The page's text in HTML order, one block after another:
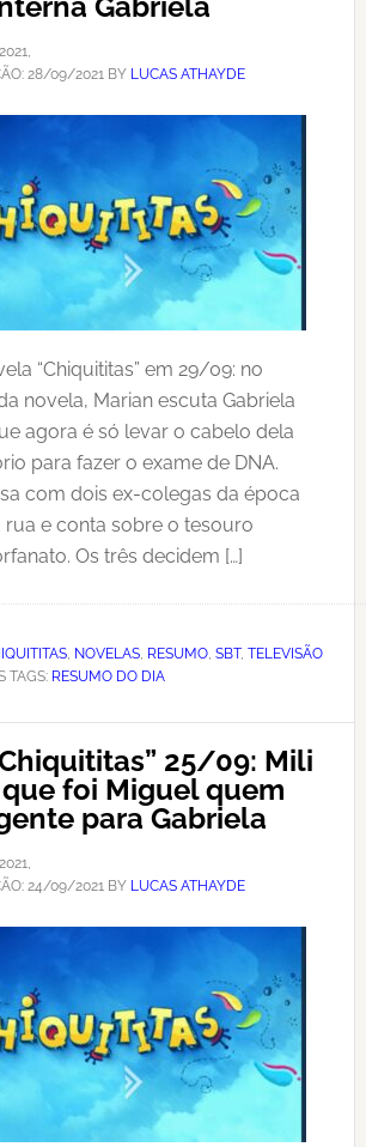
,
28/09/2021BY LUCAS ATHAYDE
“Chiquititas” em 29/09: no
novela, Marian escuta Gabriela
agora é só levar o cabelo dela
para fazer o exame de DNA.
com dois ex-colegas da época
e conta sobre o tesouro
Os três decidem […]
, NOVELAS, RESUMO, SBT, TELEVISÃO
TAGS: RESUMO DO DIA
25/09: Mili
foi Miguel quem
para Gabriela
,
24/09/2021BY LUCAS ATHAYDE